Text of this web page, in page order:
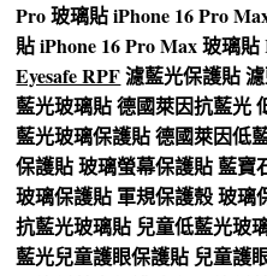
Pro 玻璃貼iPhone 16 Pro
貼iPhone 16 Pro Max 玻璃貼
Eyesafe RPF濾藍光保護貼
藍光玻璃貼德國萊因抗藍光
藍光玻璃保護貼德國萊因低
保護貼玻璃螢幕保護貼藍寶
玻璃保護貼 軍規保護殼玻璃
抗藍光玻璃貼 兒童低藍光玻
藍光兒童護眼保護貼 兒童護